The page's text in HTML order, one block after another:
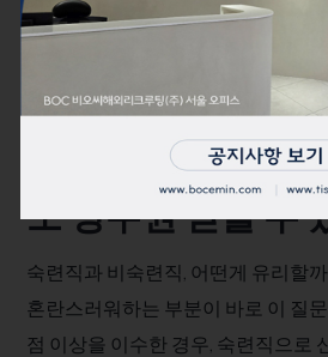
September 15, 2025 byTIS VISA
미국 유학생 현실
도 영주권 받을 수
숙련직과 비숙련직, 어떤게 유리할
혼란스러워하는 부분이 바로 이 질
점 이상을 이수한 경우, 숙련직으로